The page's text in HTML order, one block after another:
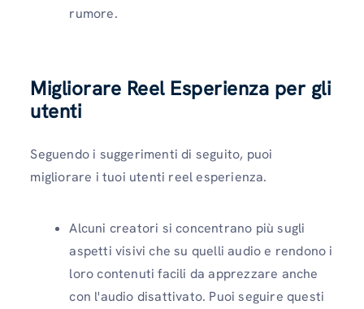
rumore.
Migliorare Reel Esperienza per gli
utenti
Seguendo i suggerimenti di seguito, puoi
migliorare i tuoi utenti reel esperienza.
Alcuni creatori si concentrano più sugli
aspetti visivi che su quelli audio e rendono i
loro contenuti facili da apprezzare anche
con l'audio disattivato. Puoi seguire questi